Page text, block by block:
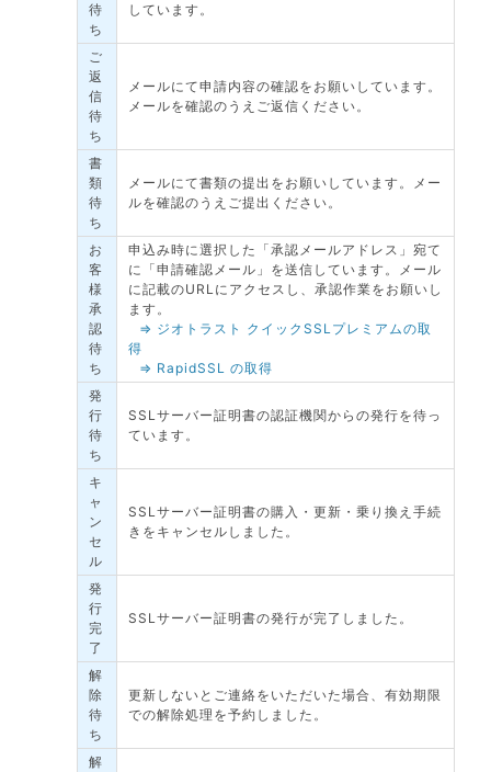
待
ち
しています。
ご
返
信
待
ち
メールにて申請内容の確認をお願いしています。
メールを確認のうえご返信ください。
書
類
待
ち
メールにて書類の提出をお願いしています。メー
ルを確認のうえご提出ください。
お
客
様
承
認
待
ち
申込み時に選択した「承認メールアドレス」宛て
に「申請確認メール」を送信しています。メール
に記載のURLにアクセスし、承認作業をお願いし
ます。
⇒ ジオトラスト クイックSSLプレミアムの取
得
⇒ RapidSSL の取得
発
行
待
ち
SSLサーバー証明書の認証機関からの発行を待っ
ています。
キ
ャ
ン
セ
ル
SSLサーバー証明書の購入・更新・乗り換え手続
きをキャンセルしました。
発
行
完
了
SSLサーバー証明書の発行が完了しました。
解
除
待
ち
更新しないとご連絡をいただいた場合、有効期限
での解除処理を予約しました。
解